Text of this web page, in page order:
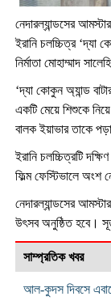
নেদারল্যান্ডসের
ইরানি চলচ্চিত্র ‘দ্যা
নির্মাতা মোহাম্মাদ
‘দ্যা কোকুন অ্যান্ড
একটি মেয়ে শিশুকে
বালক ইয়াভার তাকে
ইরানি চলচ্চিত্রটি
ফিল্ম ফেস্টিভালে অংশ
নেদারল্যান্ডসের
উৎসব অনুষ্ঠিত হবে।
সাম্প্রতিক খবর
আল-কুদস দিবসে